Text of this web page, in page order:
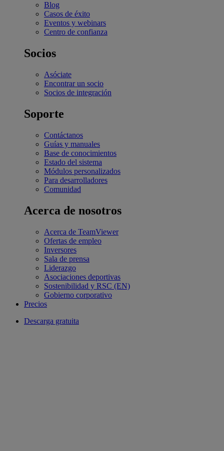
Blog
Casos de éxito
Eventos y webinars
Centro de confianza
Socios
Asóciate
Encontrar un socio
Socios de integración
Soporte
Contáctanos
Guías y manuales
Base de conocimientos
Estado del sistema
Módulos personalizados
Para desarrolladores
Comunidad
Acerca de nosotros
Acerca de TeamViewer
Ofertas de empleo
Inversores
Sala de prensa
Liderazgo
Asociaciones deportivas
Sostenibilidad y RSC (EN)
Gobierno corporativo
Precios
Descarga gratuita